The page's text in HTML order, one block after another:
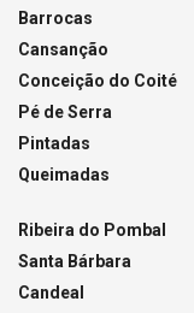
Barrocas
Cansanção
Conceição do Coité
Pé de Serra
Pintadas
Queimadas
Ribeira do Pombal
Santa Bárbara
Candeal